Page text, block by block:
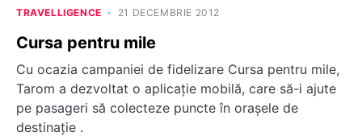
TRAVELLIGENCE 21 DECEMBRIE 2012
Cursa pentru mile
Cu ocazia campaniei de fidelizare Cursa pentru mile,
Tarom a dezvoltat o aplicație mobilă, care să-i ajute
pe pasageri să colecteze puncte în orașele de
destinație .